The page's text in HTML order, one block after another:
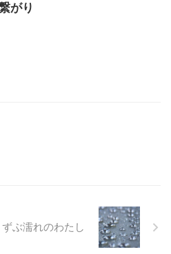
がり
ずぶ濡れのわたし